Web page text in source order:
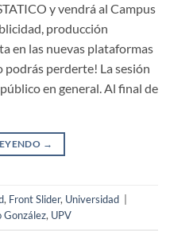
y vendrá al Campus
producción
en las nuevas plataformas
podrás perderte! La sesión
en general. Al final de
→
, Front Slider, Universidad
González, UPV